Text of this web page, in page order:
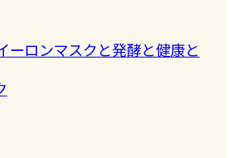
ーロンマスクと発酵と健康と